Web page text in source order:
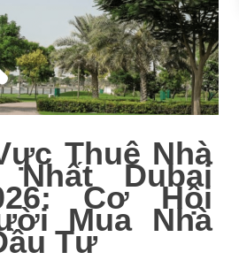
Thuê Nhà
Dubai
Cơ Hội
Mua Nhà
Tư